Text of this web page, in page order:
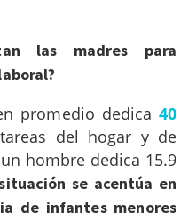
las madres para
promedio dedica 40
del hogar y de
hombre dedica 15.9
se acentúa en
de infantes menores